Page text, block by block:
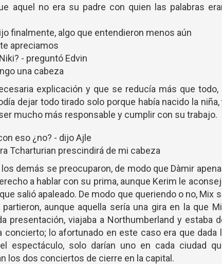
aquel no era su padre con quien las palabras
finalmente, algo que entendieron menos aún
apreciamos
- preguntó Edvin
una cabeza
explicación y que se reducía más que todo,
dejar todo tirado solo porque había nacido la niña,
mucho más responsable y cumplir con su trabajo.
eso ¿no? - dijo Ajle
Tcharturian prescindirá de mi cabeza
demás se preocuparon, de modo que Dàmir
a hablar con su prima, aunque Kerim le
salió apaleado. De modo que queriendo o no, Mix
aunque aquella sería una gira en la que
presentación, viajaba a Northumberland y estaba
lo afortunado en este caso era que dada
espectáculo, solo darían uno en cada ciudad
los dos conciertos de cierre en la capital.